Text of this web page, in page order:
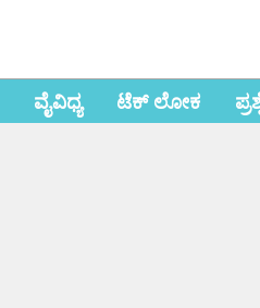
ವೈವಿಧ್ಯ ಟೆಕ್ ಲೋಕ